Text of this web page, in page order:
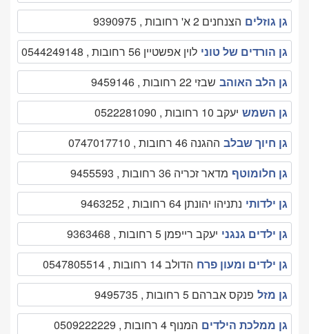
גן גוזלים הצנחנים 2 א' רחובות , 9390975
גן הורדים של טוני לוין אפשטיין 56 רחובות , 0544249148
גן הלב האוהב שבזי 22 רחובות , 9459146
גן השמש יעקב 10 רחובות , 0522281090
גן חיוך שבלב ההגנה 46 רחובות , 0747017710
גן חלומוטף מדאר זכריה 36 רחובות , 9455593
גן ילדותי נתניהו יהונתן 64 רחובות , 9463252
גן ילדים גנגני יעקב רייפמן 5 רחובות , 9363468
גן ילדים ומעון פרח הדולב 14 רחובות , 0547805514
גן מזל פנקס אברהם 5 רחובות , 9495735
גן ממלכת הילדים המנוף 4 רחובות , 0509222229